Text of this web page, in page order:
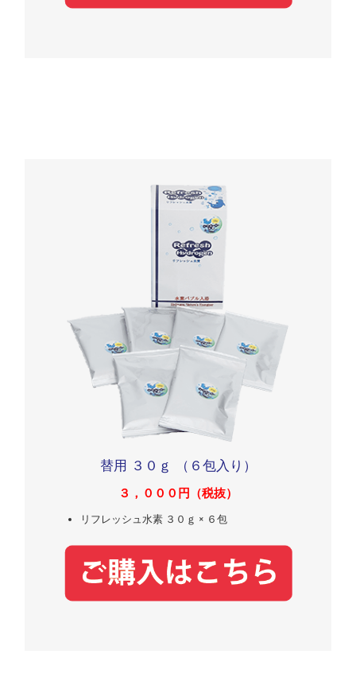
替用 ３０ｇ （６包入り）
３，０００円（税抜）
リフレッシュ水素 ３０ｇ × ６包